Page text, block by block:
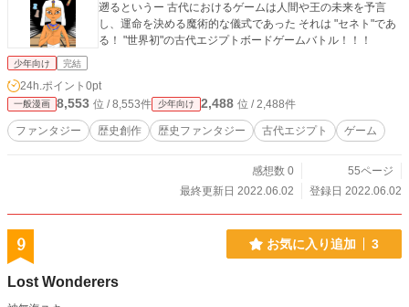
遡るというー 古代におけるゲームは人間や王の未来を予言
し、運命を決める魔術的な儀式であった それは "セネト"であ
る！ "世界初"の古代エジプトボードゲームバトル！！！
少年向け 完結
24h.ポイント 0pt
一般漫画 8,553 位 / 8,553件 少年向け 2,488 位 / 2,488件
ファンタジー 歴史創作 歴史ファンタジー 古代エジプト ゲーム
感想数 0
55ページ
最終更新日 2022.06.02
登録日 2022.06.02
9 お気に入り追加 3
Lost Wonderers